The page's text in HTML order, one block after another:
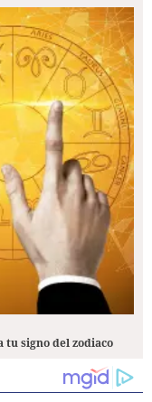
tu signo del zodiaco